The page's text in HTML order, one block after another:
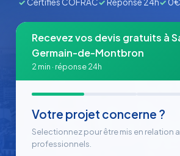
✓ Certifiés COFRAC✓Réponse 24h✓
Recevez vos devis gratuits à
Germain-de-Montbron
2 min · réponse 24h
Votre projet concerne ?
Selectionnez pour être mis en relation
professionnels.